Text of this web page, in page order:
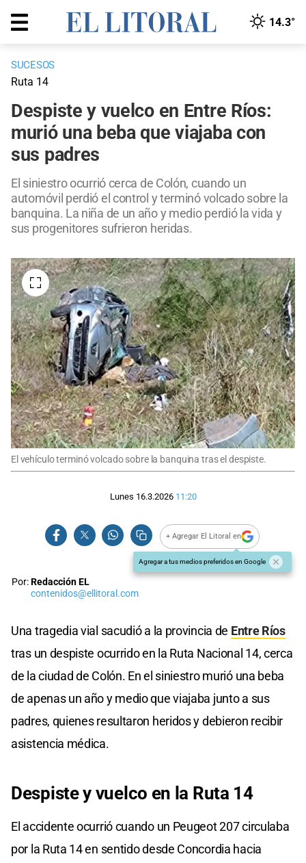
14.3°
SUCESOS
Ruta 14
Despiste y vuelco en Entre Ríos:
murió una beba que viajaba con
sus padres
El siniestro ocurrió cerca de Colón, cuando un
automóvil perdió el control y terminó volcado sobre la
banquina. La niña de un año y medio perdió la vida y
sus progenitores sufrieron heridas.
El vehículo terminó volcado sobre la banquina tras el despiste.
Lunes 16.3.2026 11:20
+ Agregar El Litoral en
Agregar a tus medios preferidos en Google
Por:Redacción EL
contenidos@ellitoral.com
Una tragedia vial sacudió a la provincia de Entre Ríos
tras un despiste ocurrido en la Ruta Nacional 14, cerca
de la ciudad de Colón. En el siniestro murió una beba
de apenas un año y medio que viajaba junto a sus
padres, quienes resultaron heridos y debieron recibir
asistencia médica.
Despiste y vuelco en la Ruta 14
El accidente ocurrió cuando un Peugeot 207 circulaba
por la Ruta 14 en sentido desde Concordia hacia